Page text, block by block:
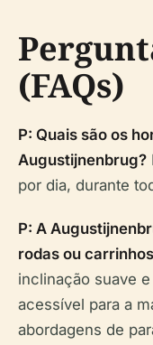
(FAQs)
P: Quais são os
Augustijnenbrug?
por dia, durante
P: A
rodas ou
inclinação suave
acessível para a
abordagens de